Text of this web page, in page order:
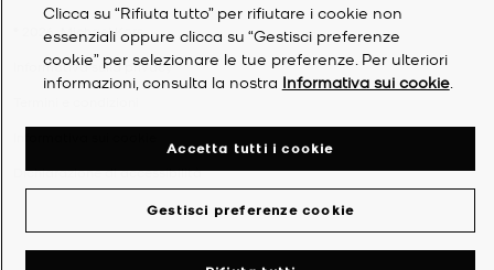
2026Michael Kors
Informativa sulla privacy
Dichiarazione di accessibilità
Clicca su “Rifiuta tutto” per rifiutare i cookie non
essenziali oppure clicca su “Gestisci preferenze
cookie” per selezionare le tue preferenze. Per ulteriori
informazioni, consulta la nostra Informativa sui cookie.
Gestisci preferenze cookie
Accetta tutti i cookie